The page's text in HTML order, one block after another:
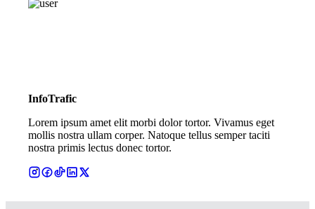
InfoTrafic
Lorem ipsum amet elit morbi dolor tortor. Vivamus eget
mollis nostra ullam corper. Natoque tellus semper taciti
nostra primis lectus donec tortor.